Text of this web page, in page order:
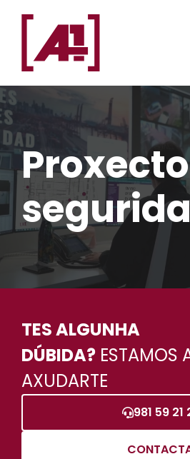
contido
TES ALGUNHA
DÚBIDA? ESTAMOS
AXUDARTE
981 59 21